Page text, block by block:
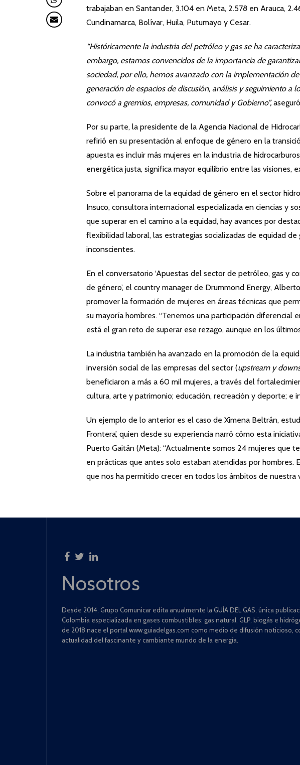
trabajaban en Santander, 3.104 en Meta, 2.578 en Arauca,
Cundinamarca, Bolívar, Huila, Putumayo y Cesar.
“Históricamente la industria del petróleo y gas se ha
embargo, estamos convencidos de la importancia de
sociedad, por ello, hemos avanzado con la implementación
generación de espacios de discusión, análisis y seguimiento a
convocó a gremios, empresas, comunidad y Gobierno”,
Por su parte, la presidente de la Agencia Nacional de
refirió en su presentación al enfoque de género en la
apuesta es incluir más mujeres en la industria de
energética justa, significa mayor equilibrio entre las visiones,
Sobre el panorama de la equidad de género en el sector
Insuco, consultora internacional especializada en ciencias y
que superar en el camino a la equidad, hay avances por
flexibilidad laboral, las estrategias socializadas de equidad
inconscientes.
En el conversatorio ‘Apuestas del sector de petróleo, gas y
de género’, el country manager de Drummond Energy,
promover la formación de mujeres en áreas técnicas que
su mayoría hombres. “Tenemos una participación diferencial
está el gran reto de superar ese rezago, aunque en los
La industria también ha avanzado en la promoción de la
inversión social de las empresas del sector (upstream y
beneficiaron a más a 60 mil mujeres, a través del
cultura, arte y patrimonio; educación, recreación y deporte; e
Un ejemplo de lo anterior es el caso de Ximena Beltrán,
Frontera’, quien desde su experiencia narró cómo esta
Puerto Gaitán (Meta): “Actualmente somos 24 mujeres que
en prácticas que antes solo estaban atendidas por
que nos ha permitido crecer en todos los ámbitos de nuestra
Nosotros
Desde 2014, Grupo Comunicar edita anualmente la GUÍA DEL GAS, única
Colombia especializada en gases combustibles: gas natural, GLP, biogás e
de 2018 nace el portal www.guiadelgas.com como medio de difusión noticioso,
actualidad del fascinante y cambiante mundo de la energía.